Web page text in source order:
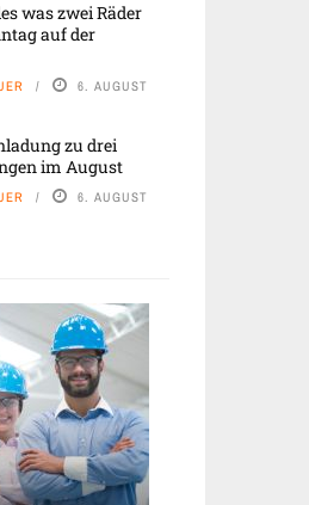
was zwei Räder
auf der
6. AUGUST
zu drei
im August
6. AUGUST